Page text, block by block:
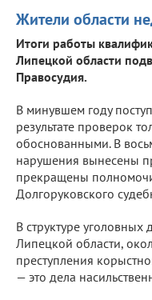
Жители области
Итоги работы
Липецкой области
Правосудия.
В минувшем году
результате проверок
обоснованными. В
нарушения вынесены
прекращены
Долгоруковского
В структуре уголовных
Липецкой области,
преступления
— это дела